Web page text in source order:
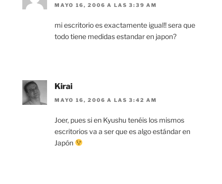
MAYO 16, 2006 A LAS 3:39 AM
mi escritorio es exactamente igual!! sera que
todo tiene medidas estandar en japon?
Kirai
MAYO 16, 2006 A LAS 3:42 AM
Joer, pues si en Kyushu tenéis los mismos
escritorios va a ser que es algo estándar en
Japón